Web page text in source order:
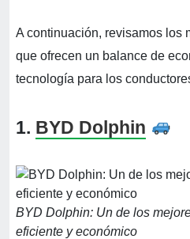
A continuación, revisamos los
que ofrecen un balance de
tecnología para los
1. BYD Dolphin
BYD Dolphin: Un de los
eficiente y económico